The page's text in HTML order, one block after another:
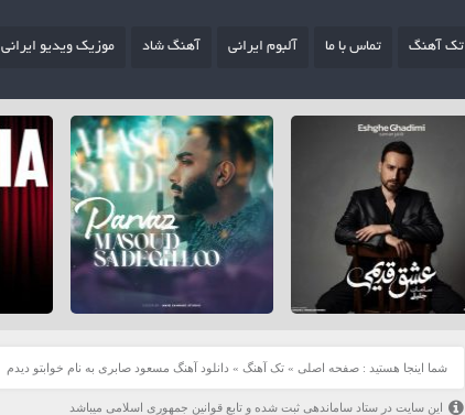
تک آهنگ تماس با ما آلبوم ایرانی آهنگ شاد موزیک ویدیو ایرانی
شما اینجا هستید : صفحه اصلی » تک آهنگ » دانلود آهنگ مسعود صابری به نام خوابتو دیدم
این سایت در ستاد ساماندهی ثبت شده و تابع قوانین جمهوری اسلامی میباشد